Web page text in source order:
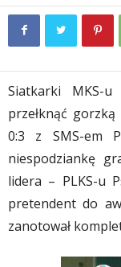
Siatkarki MKS-
przełknąć
0:3 z SMS-em
niespodziankę
lidera – PLKS-u
pretendent do
zanotował